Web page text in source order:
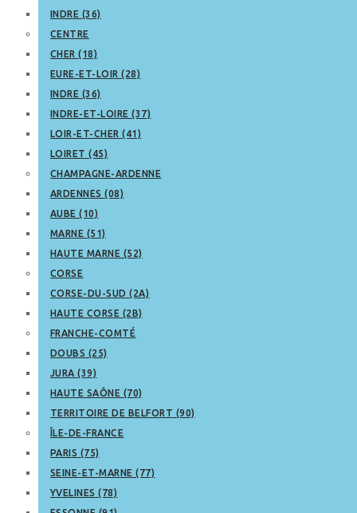
INDRE (36)
CENTRE
CHER (18)
EURE-ET-LOIR (28)
INDRE (36)
INDRE-ET-LOIRE (37)
LOIR-ET-CHER (41)
LOIRET (45)
CHAMPAGNE-ARDENNE
ARDENNES (08)
AUBE (10)
MARNE (51)
HAUTE MARNE (52)
CORSE
CORSE-DU-SUD (2A)
HAUTE CORSE (2B)
FRANCHE-COMTÉ
DOUBS (25)
JURA (39)
HAUTE SAÔNE (70)
TERRITOIRE DE BELFORT (90)
ÎLE-DE-FRANCE
PARIS (75)
SEINE-ET-MARNE (77)
YVELINES (78)